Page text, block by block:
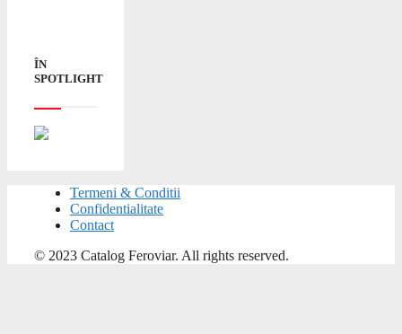
ÎN
SPOTLIGHT
Termeni & Conditii
Confidentialitate
Contact
© 2023 Catalog Feroviar. All rights reserved.